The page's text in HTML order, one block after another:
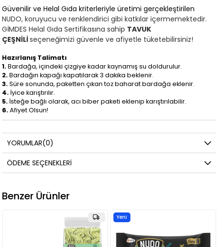
Güvenilir ve Helal Gıda kriterleriyle üretimi gerçekleştirilen
NUDO, koruyucu ve renklendirici gibi katkılar içermemektedir.
GİMDES Helal Gıda Sertifikasına sahip TAVUK
ÇEŞNİLİseçeneğimizi güvenle ve afiyetle tüketebilirsiniz!
Hazırlanış Talimatı
1.Bardağa, içindeki çizgiye kadar kaynamış su doldurulur.
2.Bardağın kapağı kapatılarak 3 dakika beklenir.
3.Süre sonunda, paketten çıkan toz baharat bardağa eklenir.
4. İyice karıştırılır.
5. İsteğe bağlı olarak, acı biber paketi eklenip karıştırılabilir.
6.Afiyet Olsun!
YORUMLAR(0)
ÖDEME SEÇENEKLERI
Benzer Ürünler
Yeni
Ürün